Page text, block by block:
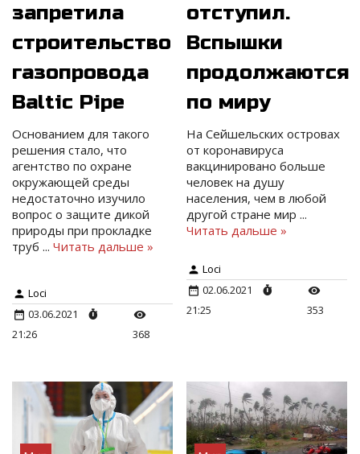
запретила
строительство
газопровода
Baltic Pipe
Основанием для такого
решения стало, что
агентство по охране
окружающей среды
недостаточно изучило
вопрос о защите дикой
природы при прокладке
труб ... Читать дальше »
Loci
03.06.2021
21:26
368
отступил.
Вспышки
продолжаются
по миру
На Сейшельских островах
от коронавируса
вакцинировано больше
человек на душу
населения, чем в любой
другой стране мир...
Читать дальше »
Loci
02.06.2021
21:25
353